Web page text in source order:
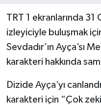
TRT 1 ekranlarında
izleyiciyle buluşmak
Sevdadır’ın Ayça’sı
karakteri hakkında
Dizide Ayça’yı
karakteri için “Çok